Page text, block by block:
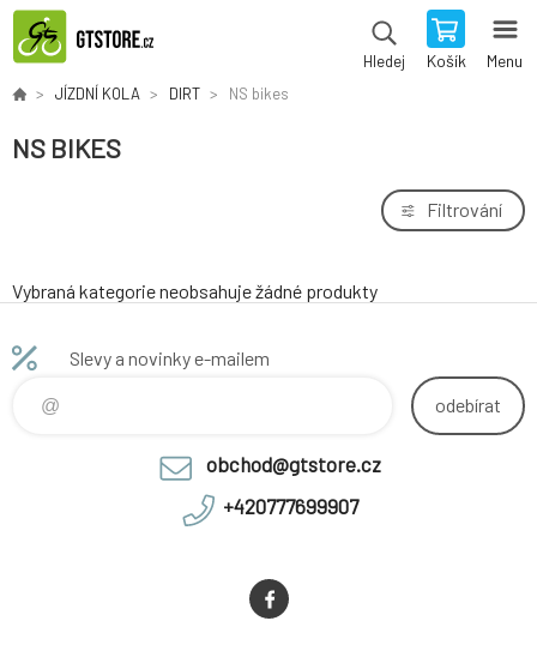
Hledej Košík Menu
JÍZDNÍ KOLA DIRT NS bikes
NS BIKES
Filtrování
Vybraná kategorie neobsahuje žádné produkty
Slevy a novinky e-mailem
odebírat
obchod@gtstore.cz
+420777699907